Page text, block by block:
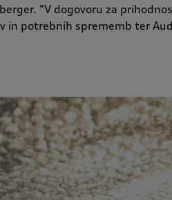
"V dogovoru za
in potrebnih sprememb ter